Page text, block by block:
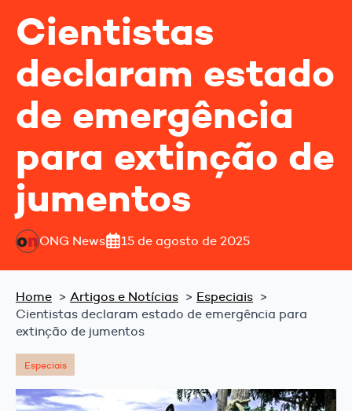
Cientistas
declaram estado
de emergência
para extinção de
jumentos
ONG News 15 de agosto de 2025
Home Artigos e Notícias
Especiais
Cientistas declaram estado de emergência para
extinção de jumentos
Especiais